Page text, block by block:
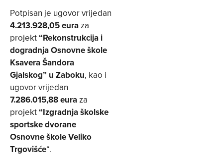
Potpisan je ugovor vrijedan
4.213.928,05 euraza
projekt“Rekonstrukcija i
dogradnja Osnovne škole
Ksavera Šandora
Gjalskog” u Zaboku, kao i
ugovor vrijedan
7.286.015,88 euraza
projekt“Izgradnja školske
sportske dvorane
Osnovne škole Veliko
Trgovišće“.